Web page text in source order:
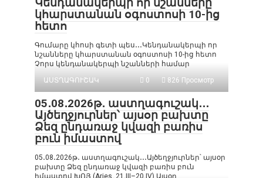
կհարստանան օգոստոսի 10-ից
հետո
Գումարը կհոսի գետի պես․․․Կենդանակերպի որ
նշանները կհարստանան օգոստոսի 10-ից հետո
Չորս կենդանակերպի նշանների համար
ԱՍՏՂԱԳՈՒՇԱԿ
0 826 Просмотр
05․08․2026թ․ աստղագուշակ․․․
Այծեղջյուրներ՝ այսօր բախտը
Ձեզ ընդառաջ կվազի բառիս
բուն իմաստով
05․08․2026թ․ աստղագուշակ․․․Այծեղջյուրներ՝ այսօր
բախտը Ձեզ ընդառաջ կվազի բառիս բուն
իմաստով ԽՈՅ (Aries, 21.III–20.IV) Այսօր